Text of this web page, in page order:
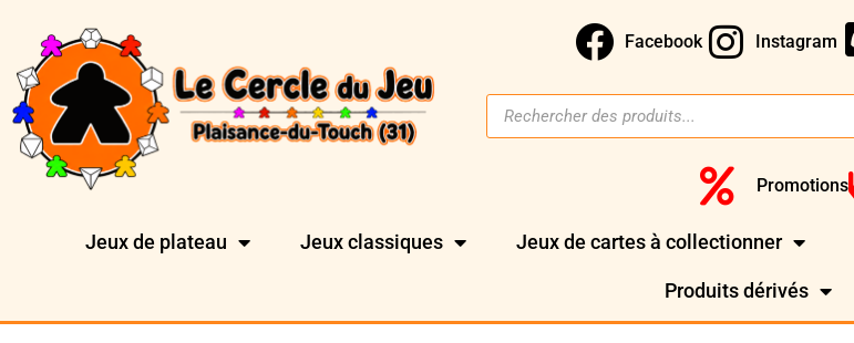
Facebook Instagram
Promotions
Jeux de plateau Jeux classiques Jeux de cartes à collectionner
Produits dérivés